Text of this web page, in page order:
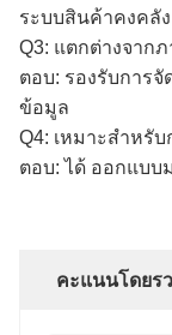
ระบบสินค้าคงคลัง
Q3: แตกต่างจาก
ตอบ: รองรับการ
ข้อมูล
Q4: เหมาะสำหรั
ตอบ: ได้ ออกแบบ
คะแนนโดยร